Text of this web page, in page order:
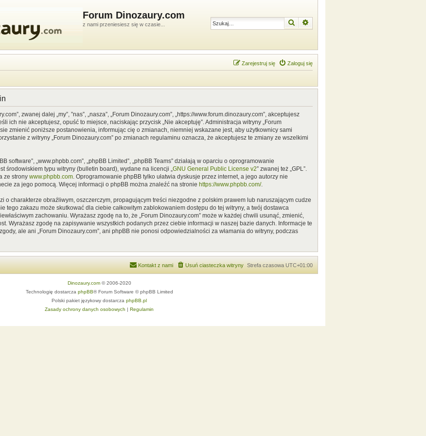
Forum Dinozaury.com
z nami przeniesiesz się w czasie... Szukaj
Zaloguj się
Zarejestruj się
zwanej dalej „my”, ”nas”, „nasza”, „Forum Dinozaury.com”, „https://www.forum.dinozaury.com”, akceptujesz
ich nie akceptujesz, opuść to miejsce, naciskając przycisk „Nie akceptuję”. Administracja witryny „Forum
zmienić poniższe postanowienia, informując cię o zmianach, niemniej wskazane jest, aby użytkownicy sami
z witryny „Forum Dinozaury.com” po zmianach regulaminu oznacza, że akceptujesz te zmiany ze wszelkimi
software”, „www.phpbb.com”, „phpBB Limited”, „phpBB Teams” działają w oparciu o oprogramowanie
środowiskiem typu witryny (bulletin board), wydane na licencji „GNU General Public License v2” zwanej też „GPL”.
ze strony www.phpbb.com. Oprogramowanie phpBB tylko ułatwia dyskusje przez internet, a jego autorzy nie
za jego pomocą. Więcej informacji o phpBB można znaleźć na stronie https://www.phpbb.com/.
o charakterze obraźliwym, oszczerczym, propagującym treści niezgodne z polskim prawem lub naruszającym cudze
tego zakazu może skutkować dla ciebie całkowitym zablokowaniem dostępu do tej witryny, a twój dostawca
zachowaniu. Wyrażasz zgodę na to, że „Forum Dinozaury.com” może w każdej chwili usunąć, zmienić,
Wyrażasz zgodę na zapisywanie wszystkich podanych przez ciebie informacji w naszej bazie danych. Informacje te
ale ani „Forum Dinozaury.com”, ani phpBB nie ponosi odpowiedzialności za włamania do witryny, podczas
Strefa czasowa UTC+01:00
Usuń ciasteczka witryny
Kontakt z nami
Dinozaury.com© 2006-2020
Technologię dostarcza phpBB® Forum Software © phpBB Limited
Polski pakiet językowy dostarcza phpBB.pl
Zasady ochrony danych osobowych | Regulamin